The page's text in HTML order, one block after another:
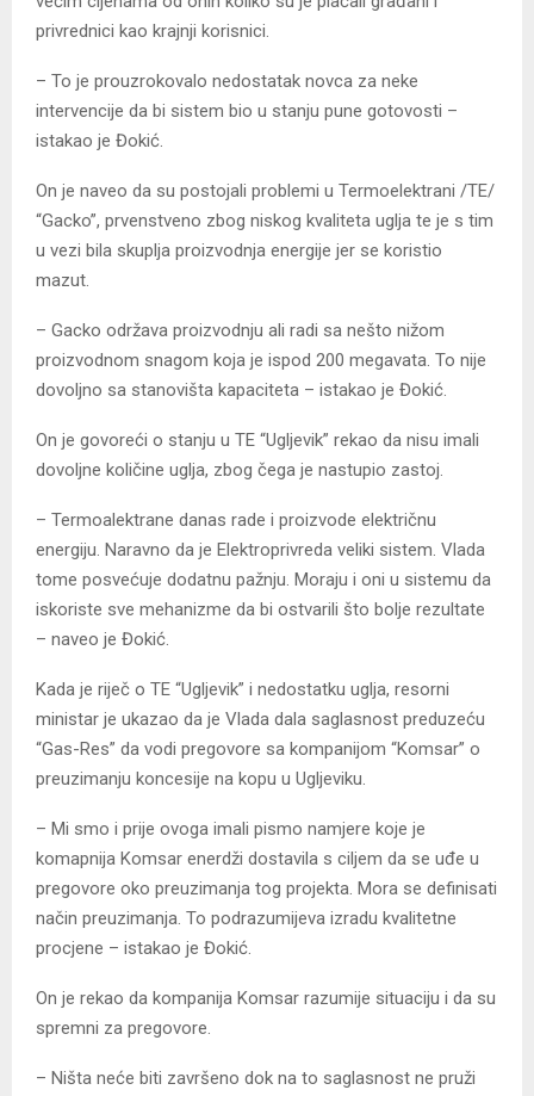
privrednici kao krajnji korisnici.
– To je prouzrokovalo nedostatak novca za neke
intervencije da bi sistem bio u stanju pune gotovosti –
istakao je Đokić.
On je naveo da su postojali problemi u Termoelektrani /TE/
“Gacko”, prvenstveno zbog niskog kvaliteta uglja te je s tim
u vezi bila skuplja proizvodnja energije jer se koristio
mazut.
– Gacko održava proizvodnju ali radi sa nešto nižom
proizvodnom snagom koja je ispod 200 megavata. To nije
dovoljno sa stanovišta kapaciteta – istakao je Đokić.
On je govoreći o stanju u TE “Ugljevik” rekao da nisu imali
dovoljne količine uglja, zbog čega je nastupio zastoj.
– Termoalektrane danas rade i proizvode električnu
energiju. Naravno da je Elektroprivreda veliki sistem. Vlada
tome posvećuje dodatnu pažnju. Moraju i oni u sistemu da
iskoriste sve mehanizme da bi ostvarili što bolje rezultate
– naveo je Đokić.
Kada je riječ o TE “Ugljevik” i nedostatku uglja, resorni
ministar je ukazao da je Vlada dala saglasnost preduzeću
“Gas-Res” da vodi pregovore sa kompanijom “Komsar” o
preuzimanju koncesije na kopu u Ugljeviku.
– Mi smo i prije ovoga imali pismo namjere koje je
komapnija Komsar enerdži dostavila s ciljem da se uđe u
pregovore oko preuzimanja tog projekta. Mora se definisati
način preuzimanja. To podrazumijeva izradu kvalitetne
procjene – istakao je Đokić.
On je rekao da kompanija Komsar razumije situaciju i da su
spremni za pregovore.
– Ništa neće biti završeno dok na to saglasnost ne pruži